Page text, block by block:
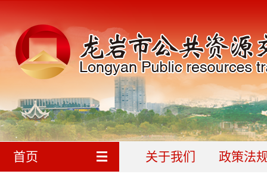
首页 关于我们 政策法